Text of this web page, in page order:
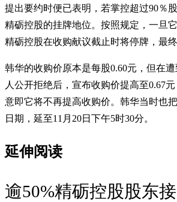
提出要约时便已表明，若掌控超过90％
精砺控股的挂牌地位。按照规定，一旦
精砺控股在收购献议截止时将停牌，最终
韩华的收购价原本是每股0.60元，但在
人公开拒绝后，宣布收购价提高至0.67
意即它将不再提高收购价。韩华当时也
日期，延至11月20日下午5时30分。
延伸阅读
逾50%精砺控股股东接